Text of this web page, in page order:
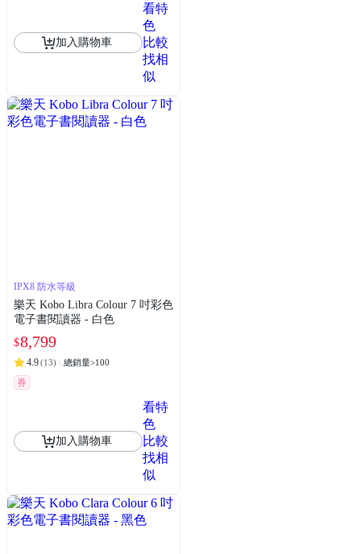
加入購物車
看特
色
比較
找相
似
IPX8 防水等級
樂天 Kobo Libra Colour 7 吋彩色
電子書閱讀器 - 白色
$8,799
4.9(13) 總銷量>100
券
加入購物車
看特
色
比較
找相
似